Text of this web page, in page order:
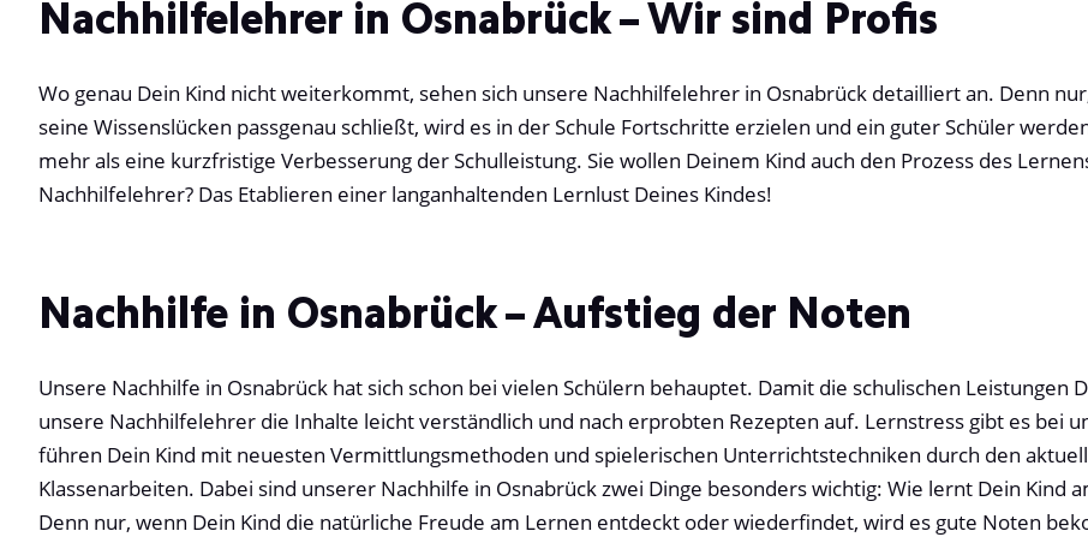
Nachhilfelehrer in Osnabrück – Wir sind Profis
Wo genau Dein Kind nicht weiterkommt, sehen sich unsere Nachhilfelehrer in Osnabrück detailliert an. Denn
seine Wissenslücken passgenau schließt, wird es in der Schule Fortschritte erzielen und ein guter Schüler
mehr als eine kurzfristige Verbesserung der Schulleistung. Sie wollen Deinem Kind auch den Prozess des
Nachhilfelehrer? Das Etablieren einer langanhaltenden Lernlust Deines Kindes!
Nachhilfe in Osnabrück – Aufstieg der Noten
Unsere Nachhilfe in Osnabrück hat sich schon bei vielen Schülern behauptet. Damit die schulischen Leistungen
unsere Nachhilfelehrer die Inhalte leicht verständlich und nach erprobten Rezepten auf. Lernstress gibt es bei
führen Dein Kind mit neuesten Vermittlungsmethoden und spielerischen Unterrichtstechniken durch den
Klassenarbeiten. Dabei sind unserer Nachhilfe in Osnabrück zwei Dinge besonders wichtig: Wie lernt Dein Kind
Denn nur, wenn Dein Kind die natürliche Freude am Lernen entdeckt oder wiederfindet, wird es gute Noten